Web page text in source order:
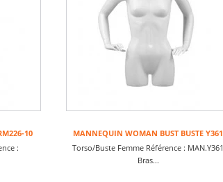
10
:
MANNEQUIN WOMAN BUST BUSTE Y361
Torso/Buste Femme Référence : MAN.Y361
Bras...